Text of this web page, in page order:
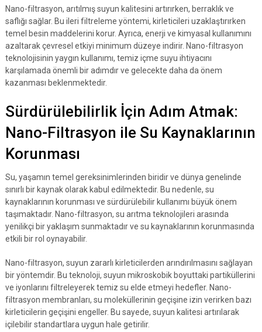
Nano-filtrasyon, arıtılmış suyun kalitesini artırırken, berraklık ve
saflığı sağlar. Bu ileri filtreleme yöntemi, kirleticileri uzaklaştırırken
temel besin maddelerini korur. Ayrıca, enerji ve kimyasal kullanımını
azaltarak çevresel etkiyi minimum düzeye indirir. Nano-filtrasyon
teknolojisinin yaygın kullanımı, temiz içme suyu ihtiyacını
karşılamada önemli bir adımdır ve gelecekte daha da önem
kazanması beklenmektedir.
Sürdürülebilirlik İçin Adım Atmak:
Nano-Filtrasyon ile Su Kaynaklarının
Korunması
Su, yaşamın temel gereksinimlerinden biridir ve dünya genelinde
sınırlı bir kaynak olarak kabul edilmektedir. Bu nedenle, su
kaynaklarının korunması ve sürdürülebilir kullanımı büyük önem
taşımaktadır. Nano-filtrasyon, su arıtma teknolojileri arasında
yenilikçi bir yaklaşım sunmaktadır ve su kaynaklarının korunmasında
etkili bir rol oynayabilir.
Nano-filtrasyon, suyun zararlı kirleticilerden arındırılmasını sağlayan
bir yöntemdir. Bu teknoloji, suyun mikroskobik boyuttaki partiküllerini
ve iyonlarını filtreleyerek temiz su elde etmeyi hedefler. Nano-
filtrasyon membranları, su moleküllerinin geçişine izin verirken bazı
kirleticilerin geçişini engeller. Bu sayede, suyun kalitesi artırılarak
içilebilir standartlara uygun hale getirilir.